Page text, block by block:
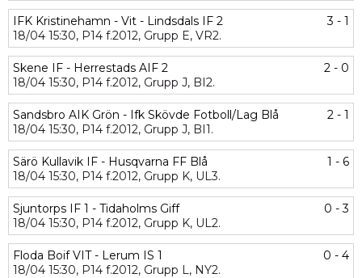
IFK Kristinehamn - Vit - Lindsdals IF 2
3 - 1
18/04 15:30, P14 f.2012, Grupp E, VR2.
Skene IF - Herrestads AIF 2
2 - 0
18/04 15:30, P14 f.2012, Grupp J, BI2.
Sandsbro AIK Grön - Ifk Skövde Fotboll/Lag Blå
2 - 1
18/04 15:30, P14 f.2012, Grupp J, BI1.
Särö Kullavik IF - Husqvarna FF Blå
1 - 6
18/04 15:30, P14 f.2012, Grupp K, UL3.
Sjuntorps IF 1 - Tidaholms Giff
0 - 3
18/04 15:30, P14 f.2012, Grupp K, UL2.
Floda Boif VIT - Lerum IS 1
0 - 4
18/04 15:30, P14 f.2012, Grupp L, NY2.